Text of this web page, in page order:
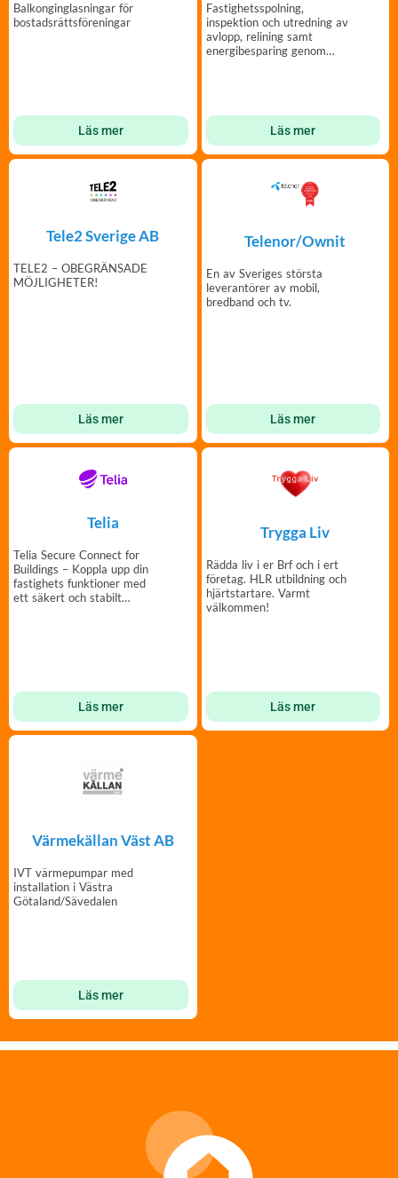
Balkonginglasningar för
bostadsrättsföreningar
Läs mer
Fastighetsspolning,
inspektion och utredning av
avlopp, relining samt
energibesparing genom
Läs mer
Tele2 Sverige AB
TELE2 – OBEGRÄNSADE
MÖJLIGHETER!
Läs mer
Telenor/Ownit
En av Sveriges största
leverantörer av mobil,
bredband och tv.
Läs mer
Telia
Telia Secure Connect for
Buildings – Koppla upp din
fastighets funktioner med
ett säkert och stabilt
Läs mer
Trygga Liv
Rädda liv i er Brf och i ert
företag. HLR utbildning och
hjärtstartare. Varmt
välkommen!
Läs mer
Värmekällan Väst AB
IVT värmepumpar med
installation i Västra
Götaland/Sävedalen
Läs mer